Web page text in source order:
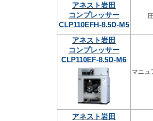
アネスト岩田
コンプレッサー
CLP110EFH-8.5D-M5
アネスト岩田
コンプレッサー
CLP110EF-8.5D-M6
マニュ
アネスト岩田